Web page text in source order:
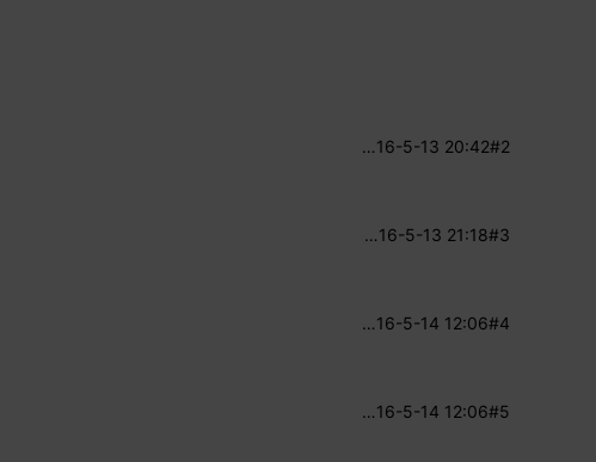
#2
16-5-13 20:42
…
#3
16-5-13 21:18
…
#4
16-5-14 12:06
…
#5
16-5-14 12:06
…